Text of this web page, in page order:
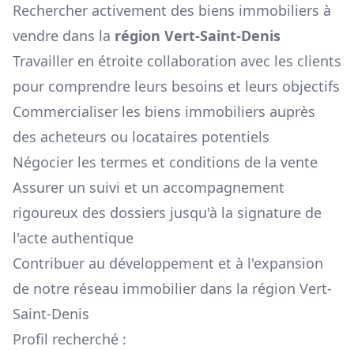
Rechercher activement des biens immobiliers à
vendre dans la région Vert-Saint-Denis
Travailler en étroite collaboration avec les clients
pour comprendre leurs besoins et leurs objectifs
Commercialiser les biens immobiliers auprès
des acheteurs ou locataires potentiels
Négocier les termes et conditions de la vente
Assurer un suivi et un accompagnement
rigoureux des dossiers jusqu'à la signature de
l'acte authentique
Contribuer au développement et à l'expansion
de notre réseau immobilier dans la région Vert-
Saint-Denis
Profil recherché :